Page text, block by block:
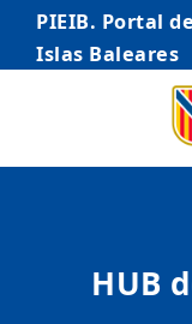
PIEIB. Portal
Islas Baleares
INICIO
AUTÓNOMO/
HUB